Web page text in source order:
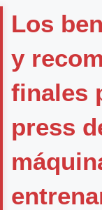
Los
y
finales
press